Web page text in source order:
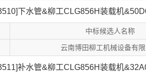
下水管&柳工CLG856H装载机
中标候选人名称
云南博田柳工机械设备有
补水管&柳工CLG856H装载机